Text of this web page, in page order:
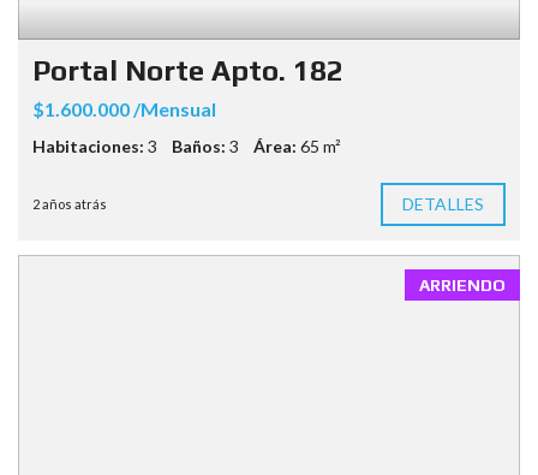
Portal Norte Apto. 182
$1.600.000 /Mensual
Habitaciones: 3 Baños: 3 Área: 65 m²
2 años atrás DETALLES
ARRIENDO